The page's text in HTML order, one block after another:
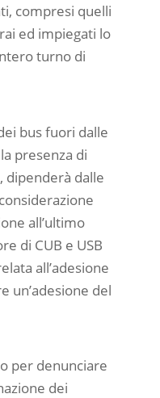
compresi quelli
ed impiegati lo
turno di
bus fuori dalle
presenza di
dipenderà dalle
all’ultimo
di CUB e USB
all’adesione
un’adesione del
per denunciare
dei